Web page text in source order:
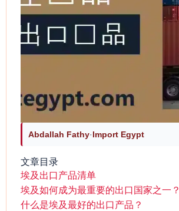
Abdallah Fathy·Import Egypt
文章目录
埃及出口产品清单
埃及如何成为最重要的出口国家之一？
什么是埃及最好的出口产品？